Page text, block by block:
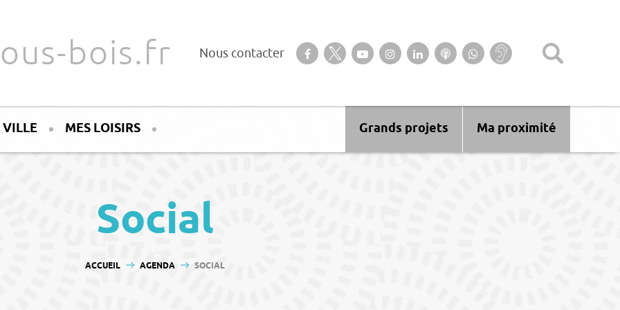
bois.fr Nous contacter Suivez-nous sur notre page Facebook
Suivez-nous sur Twitter
Suivez-nous sur YouTube
Suivez-nous sur Instagram
Retrouvez-nous sur Linkedin
Ecoutez nos Podcasts
Suivez-nous sur
WhatsApp
Baisse
d’audition ?
MES LOISIRS Ma proximité
Grands projets
Social
VOUS ÊTES ICI :
ACCUEIL AGENDA SOCIAL